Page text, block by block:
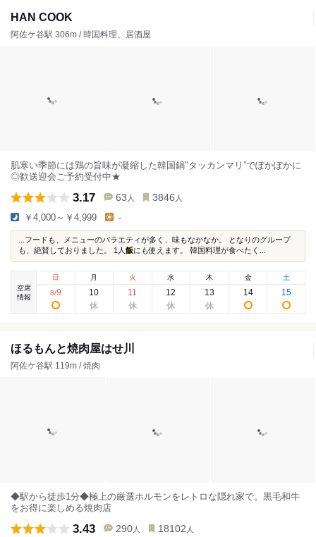
HAN COOK
阿佐ケ谷駅 306m / 韓国料理、居酒屋
肌寒い季節には鶏の旨味が凝縮した韓国鍋"タッカンマリ”でぽかぽかに
◎歓送迎会ご予約受付中★
3.17 63 人 3846 人
￥4,000～￥4,999 -
...フードも、メニューのバラエティが多く、味もなかなか。 となりのグループ
も、絶賛しておりました。 1人 飯にも使えます。 韓国料理が食べたく...
空席
情報
日
8/9
月
10
火
11
水
12
木
13
金
14
土
15
ほるもんと焼肉屋はせ川
阿佐ケ谷駅 119m / 焼肉
◆駅から徒歩1分◆極上の厳選ホルモンをレトロな隠れ家で。黒毛和牛
をお得に楽しめる焼肉店
3.43 290 人 18102 人